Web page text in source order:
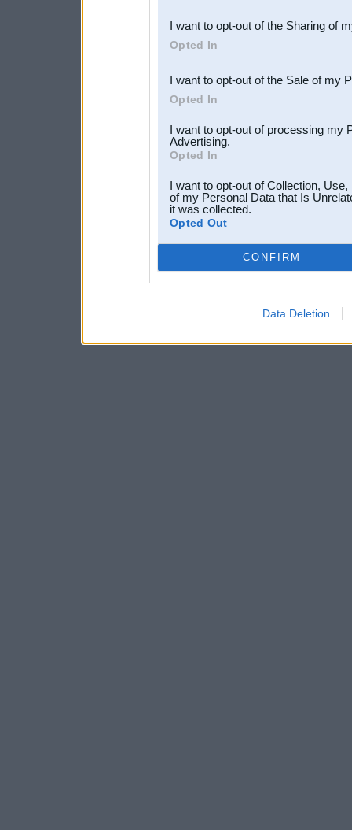
Downstream Participants
third parties.
I want to opt-out of the Sharing of
Opted In
I want to opt-out of the Sale of my
Opted In
I want to opt-out of processing my
Advertising.
Opted In
I want to opt-out of Collection,
of my Personal Data that Is
it was collected.
Opted Out
CONFIRM
Data Deletion